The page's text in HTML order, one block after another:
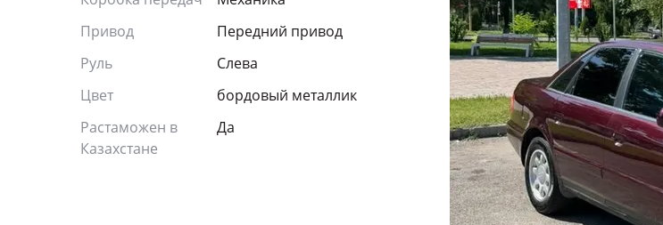
Привод
Передний привод
Руль
Слева
Цвет
бордовый металлик
Растаможен в
Казахстане
Да